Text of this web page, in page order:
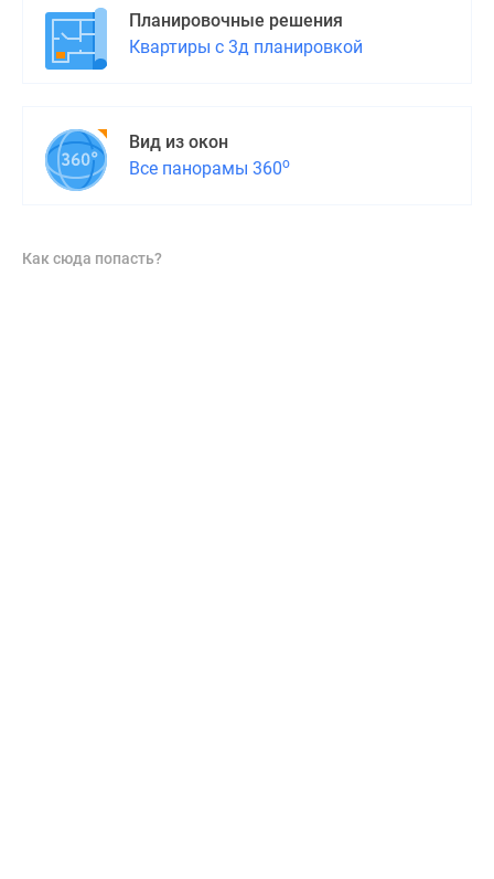
Планировочные решения
Квартиры с 3д планировкой
Вид из окон
Все панорамы 360о
Как сюда попасть?